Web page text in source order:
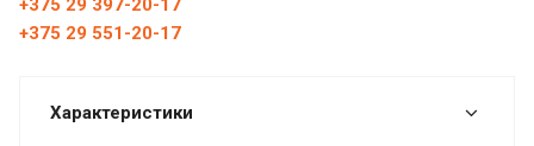
+375 29 397-20-17
+375 29 551-20-17
Характеристики